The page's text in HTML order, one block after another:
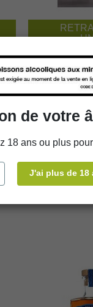
Montebello

de votre
18 ans ou plus
J'ai plus de 18